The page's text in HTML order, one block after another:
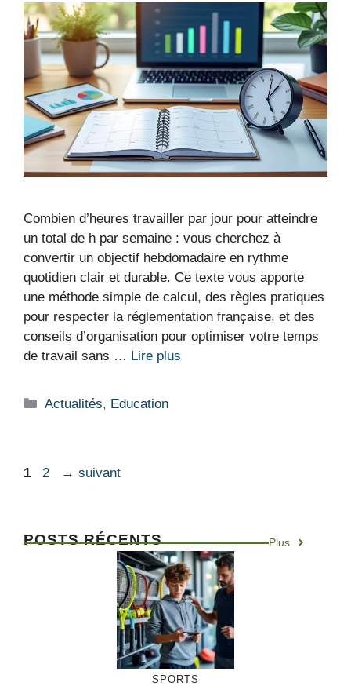
Combien d’heures travailler par jour pour atteindre
un total de h par semaine : vous cherchez à
convertir un objectif hebdomadaire en rythme
quotidien clair et durable. Ce texte vous apporte
une méthode simple de calcul, des règles pratiques
pour respecter la réglementation française, et des
conseils d’organisation pour optimiser votre temps
de travail sans … Lire plus
Catégories
Actualités, Education
Page
1 Page
2 → suivant
POSTS RÉCENTS Plus
SPORTS